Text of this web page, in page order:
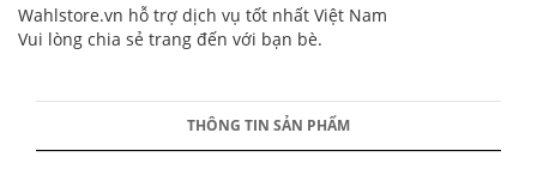
Wahlstore.vn hỗ trợ dịch vụ tốt nhất Việt Nam
Vui lòng chia sẻ trang đến với bạn bè.
THÔNG TIN SẢN PHẨM